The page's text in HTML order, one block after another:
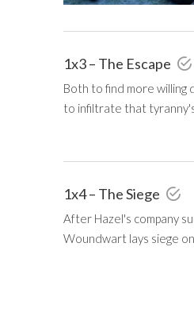
1x3 – The Escape
Both to find more willing
to infiltrate that
1x4 – The Siege
After Hazel's company
Woundwart lays siege